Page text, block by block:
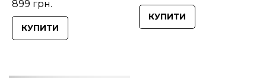
899 грн.
КУПИТИ
КУПИТИ